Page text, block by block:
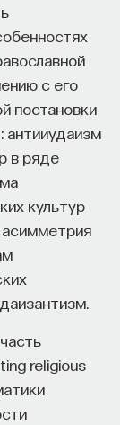
с его
постановки
антииудаизм
в ряде
культур
асимметрия
religious